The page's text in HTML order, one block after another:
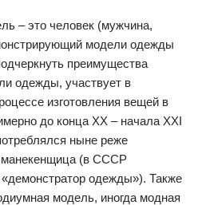
– это человек (мужчина,
модели одежды
преимущества
одежды, участвует в
изготовления вещей в
до конца ХХ – начала XXI
ныне реже
манекенщица (в СССР
одежды»). Также
модель, иногда модная